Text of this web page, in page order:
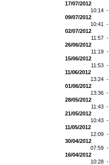
17/07/2012
10:14 -
09/07/2012
10:41 -
02/07/2012
11:57 -
26/06/2012
11:19 -
15/06/2012
11:53 -
11/06/2012
13:24 -
01/06/2012
13:36 -
28/05/2012
11:43 -
21/05/2012
10:43 -
11/05/2012
12:09 -
30/04/2012
07:59 -
16/04/2012
10:28 -